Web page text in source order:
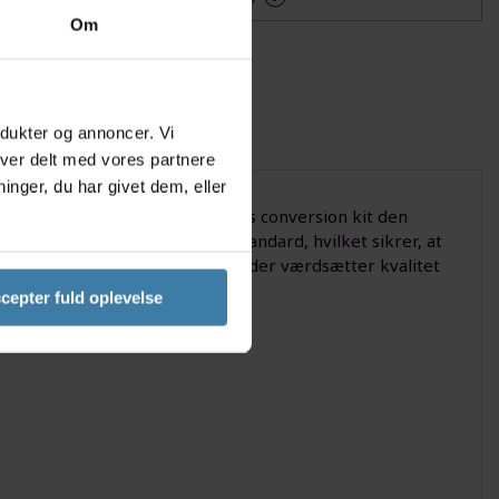
Om
og annoncer. Vi
delt med vores partnere
du har givet dem, eller
fuld oplevelse
er dette DT Swiss conversion kit den
til 100/5 mm quick release standard, hvilket sikrer, at
Perfekt til cyklister, der værdsætter kvalitet